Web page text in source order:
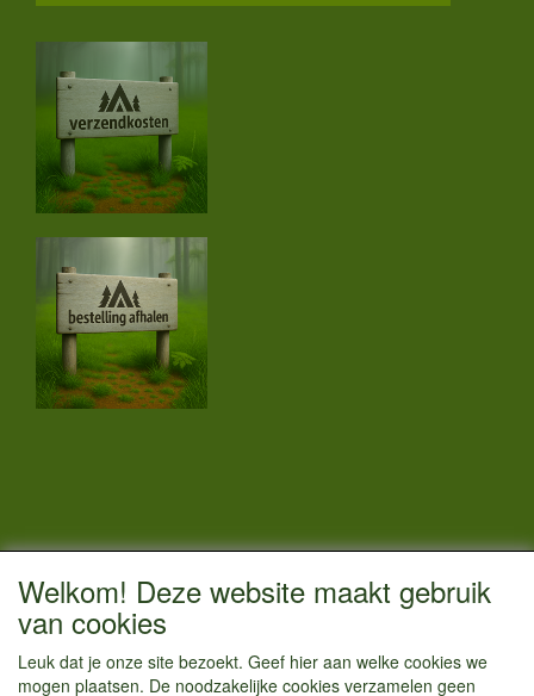
CONTACTGEGEVENS
Vestigingsadres:
Hoofdweg 36
Welkom! Deze website maakt gebruik
van cookies
Leuk dat je onze site bezoekt. Geef hier aan welke cookies we
mogen plaatsen. De noodzakelijke cookies verzamelen geen